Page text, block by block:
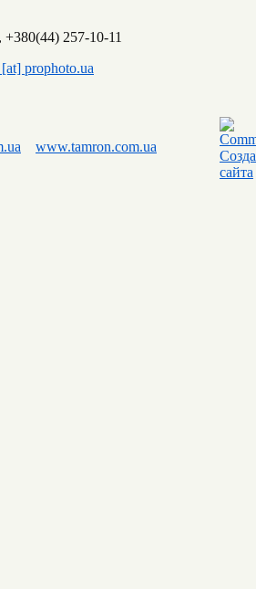
257-10-11
prophoto.ua
www.tamron.com.ua